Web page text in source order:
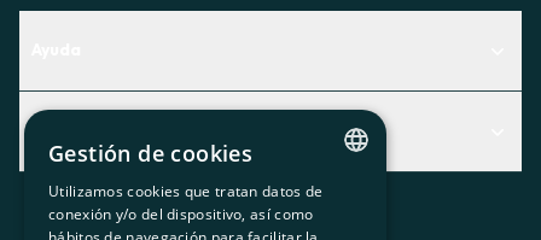
Descubre qué servicio te encaja mejor
Contacto
Actualidad
El rincón de la socia
CATALAN
Gestión de cookies
Utilizamos cookies que tratan datos de
conexión y/o del dispositivo, así como